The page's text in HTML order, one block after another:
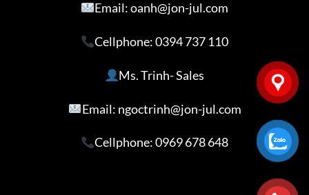
Email: oanh@jon-jul.com
Cellphone:0394 737 110
Ms. Trinh- Sales
Email: ngoctrinh@jon-jul.com
Cellphone:0969 678 648